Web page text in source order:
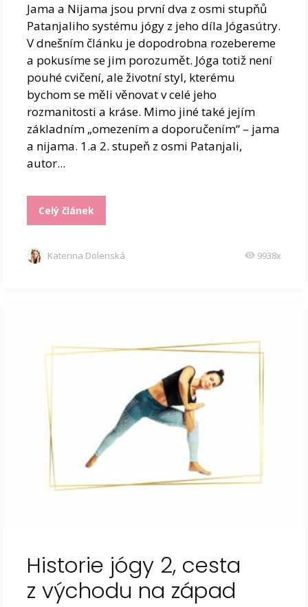
Jama a Nijama jsou první dva z osmi stupňů
Patanjaliho systému jógy z jeho díla Jógasútry.
V dnešním článku je dopodrobna rozebereme
a pokusíme se jim porozumět. Jóga totiž není
pouhé cvičení, ale životní styl, kterému
bychom se měli věnovat v celé jeho
rozmanitosti a kráse. Mimo jiné také jejím
základním „omezením a doporučením“ – jama
a nijama. 1.a 2. stupeň z osmi Patanjali,
autor...
Celý článek
Katerina Dolenská 9938x
Historie jógy 2, cesta
z východu na západ